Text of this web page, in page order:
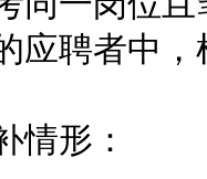
应聘者中
形：